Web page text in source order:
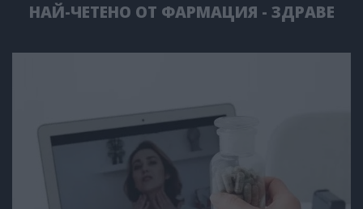
НАЙ-ЧЕТЕНО ОТ ФАРМАЦИЯ - ЗДРАВЕ